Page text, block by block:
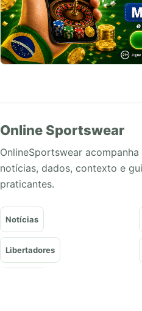
Online Sportswear
OnlineSportswear
notícias, dados, contexto e
praticantes.
Notícias
Libertadores